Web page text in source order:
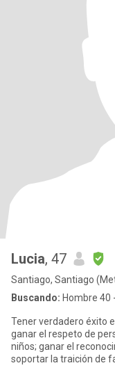
Lucia, 47
Santiago, Santiago
Buscando: Hombre 40
Tener verdadero éxito
ganar el respeto de
niños; ganar el
soportar la traición de